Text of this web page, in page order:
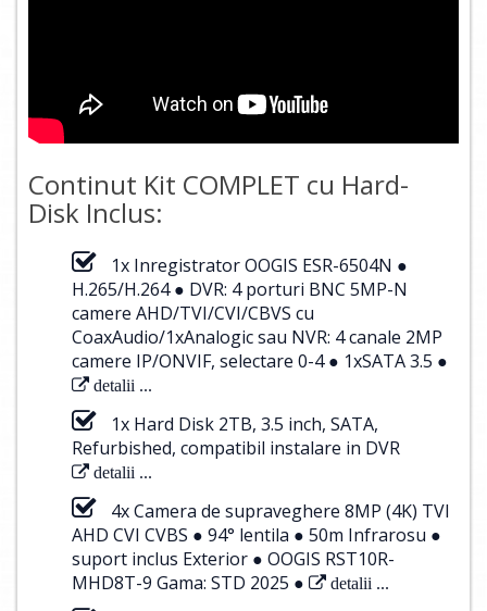
Continut Kit COMPLET cu Hard-
Disk Inclus:
1x Inregistrator OOGIS ESR-6504N ●
H.265/H.264 ● DVR: 4 porturi BNC 5MP-N
camere AHD/TVI/CVI/CBVS cu
CoaxAudio/1xAnalogic sau NVR: 4 canale 2MP
camere IP/ONVIF, selectare 0-4 ● 1xSATA 3.5 ●
detalii ...
1x Hard Disk 2TB, 3.5 inch, SATA,
Refurbished, compatibil instalare in DVR
detalii ...
4x Camera de supraveghere 8MP (4K) TVI
AHD CVI CVBS ● 94° lentila ● 50m Infrarosu ●
suport inclus Exterior ● OOGIS RST10R-
MHD8T-9 Gama: STD 2025 ●
detalii ...